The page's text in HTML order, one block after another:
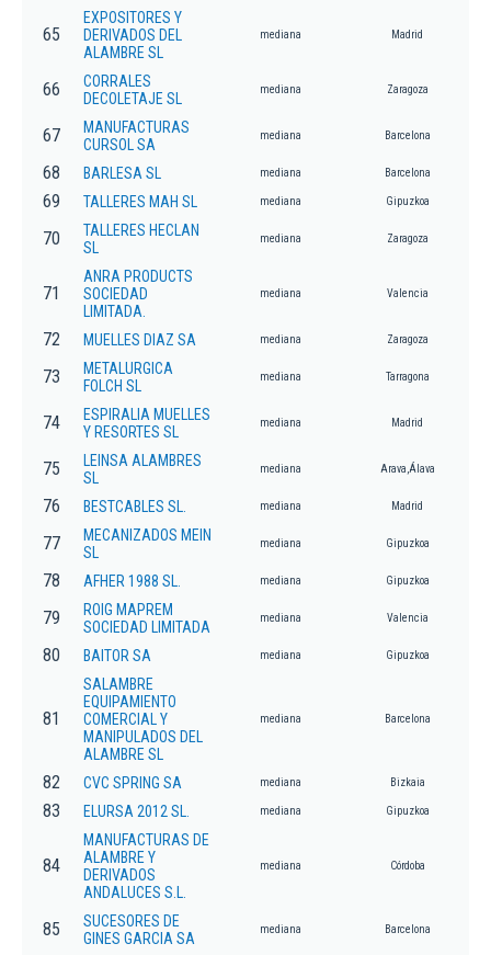
65
EXPOSITORES Y
DERIVADOS DEL
ALAMBRE SL
mediana Madrid
66
CORRALES
DECOLETAJE SL
mediana Zaragoza
67
MANUFACTURAS
CURSOL SA
mediana Barcelona
68 BARLESA SL mediana Barcelona
69 TALLERES MAH SL mediana Gipuzkoa
70
TALLERES HECLAN
SL
mediana Zaragoza
71
ANRA PRODUCTS
SOCIEDAD
LIMITADA.
mediana Valencia
72 MUELLES DIAZ SA mediana Zaragoza
73
METALURGICA
FOLCH SL
mediana Tarragona
74
ESPIRALIA MUELLES
Y RESORTES SL
mediana Madrid
75
LEINSA ALAMBRES
SL
mediana Arava,Álava
76 BESTCABLES SL. mediana Madrid
77
MECANIZADOS MEIN
SL
mediana Gipuzkoa
78 AFHER 1988 SL. mediana Gipuzkoa
79
ROIG MAPREM
SOCIEDAD LIMITADA
mediana Valencia
80 BAITOR SA mediana Gipuzkoa
81
SALAMBRE
EQUIPAMIENTO
COMERCIAL Y
MANIPULADOS DEL
ALAMBRE SL
mediana Barcelona
82 CVC SPRING SA mediana Bizkaia
83 ELURSA 2012 SL. mediana Gipuzkoa
84
MANUFACTURAS DE
ALAMBRE Y
DERIVADOS
ANDALUCES S.L.
mediana Córdoba
85
SUCESORES DE
GINES GARCIA SA
mediana Barcelona